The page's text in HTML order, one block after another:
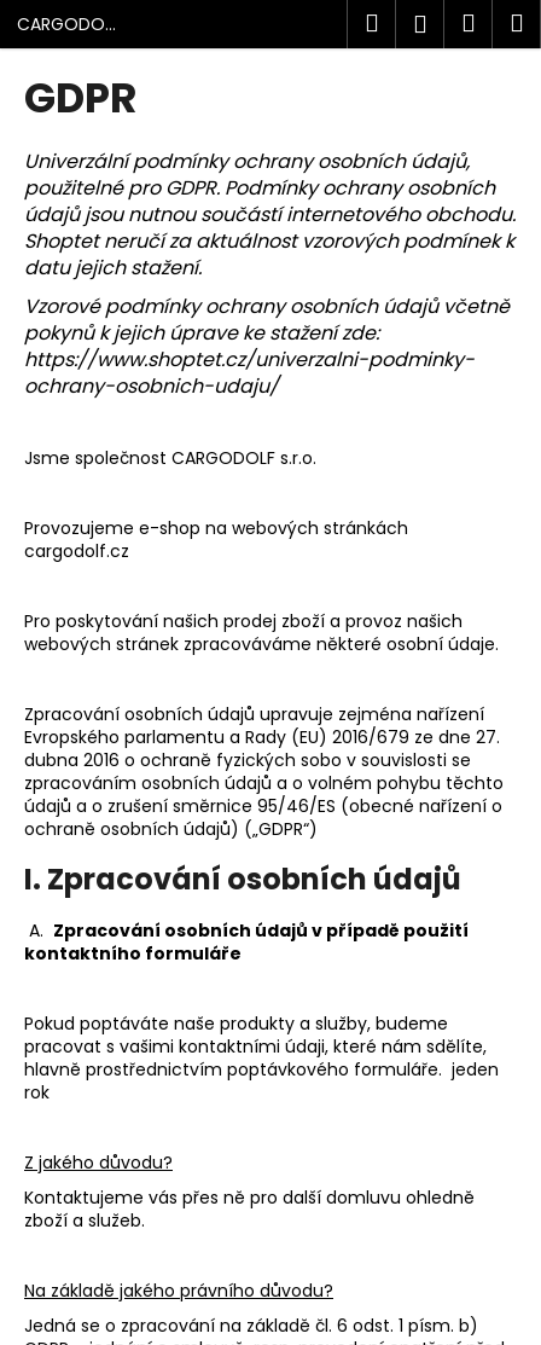
na
obsah
CARGODOLF Hledat
GDPR
Univerzální podmínky ochrany osobních údajů,
použitelné pro GDPR. Podmínky ochrany osobních
údajů jsou nutnou součástí internetového obchodu.
Shoptet neručí za aktuálnost vzorových podmínek k
datu jejich stažení.
Vzorové podmínky ochrany osobních údajů včetně
pokynů k jejich úprave ke stažení zde:
https://www.shoptet.cz/univerzalni-podminky-
ochrany-osobnich-udaju/
Jsme společnost CARGODOLF s.r.o.
Provozujeme e-shop na webových stránkách
cargodolf.cz
Pro poskytování našich prodej zboží a provoz našich
webových stránek zpracováváme některé osobní údaje.
Zpracování osobních údajů upravuje zejména nařízení
Evropského parlamentu a Rady (EU) 2016/679 ze dne 27.
dubna 2016 o ochraně fyzických sobo v souvislosti se
zpracováním osobních údajů a o volném pohybu těchto
údajů a o zrušení směrnice 95/46/ES (obecné nařízení o
ochraně osobních údajů) („GDPR“)
I. Zpracování osobních údajů
A. Zpracování osobních údajů v případě použití
kontaktního formuláře
Pokud poptáváte naše produkty a služby, budeme
pracovat s vašimi kontaktními údaji, které nám sdělíte,
hlavně prostřednictvím poptávkového formuláře. jeden
rok
Z jakého důvodu?
Kontaktujeme vás přes ně pro další domluvu ohledně
zboží a služeb.
Na základě jakého právního důvodu?
Jedná se o zpracování na základě čl. 6 odst. 1 písm. b)
K
o
o
p
o
t
ř
e
b
u
e
t
n
í
?
HLEDAT